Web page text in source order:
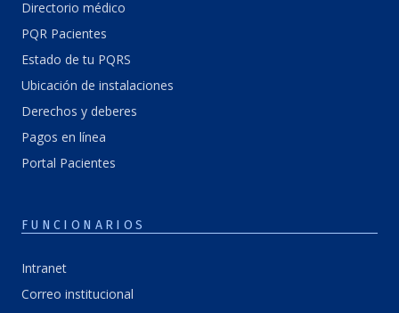
Directorio médico
PQR Pacientes
Estado de tu PQRS
Ubicación de instalaciones
Derechos y deberes
Pagos en línea
Portal Pacientes
FUNCIONARIOS
Intranet
Correo institucional